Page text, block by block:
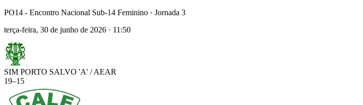
PO14 - Encontro Nacional Sub-14 Feminino · Jornada 3
terça-feira, 30 de junho de 2026 · 11:50
SIM PORTO SALVO 'A' / AEAR
19–15